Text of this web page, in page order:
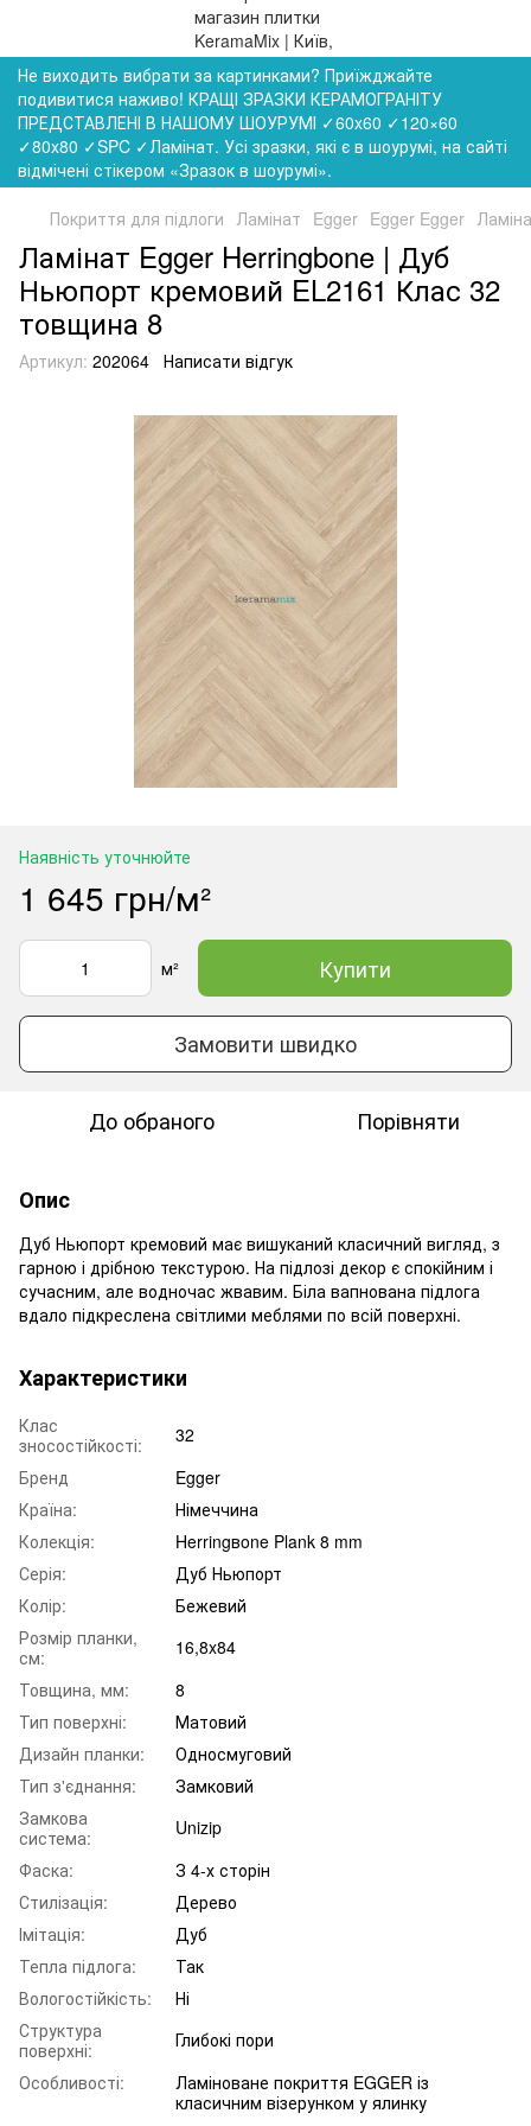
Не виходить вибрати за картинками? Приїжджайте
подивитися наживо! КРАЩІ ЗРАЗКИ КЕРАМОГРАНІТУ
ПРЕДСТАВЛЕНІ В НАШОМУ ШОУРУМІ ✓60x60 ✓120×60
✓80x80 ✓SPC ✓Ламінат. Усі зразки, які є в шоурумі, на сайті
відмічені стікером «Зразок в шоурумі».
Покриття для підлоги Ламінат Egger Egger Egger
Ламінат Egger Herringbone | Дуб
Ньюпорт кремовий EL2161 Клас 32
товщина 8
Артикул: 202064 Написати відгук
Наявність уточнюйте
1 645 грн/м²
м² Купити
Замовити швидко
До обраного Порівняти
Опис
Дуб Ньюпорт кремовий має вишуканий класичний вигляд, з
гарною і дрібною текстурою. На підлозі декор є спокійним і
сучасним, але водночас жвавим. Біла вапнована підлога
вдало підкреслена світлими меблями по всій поверхні.
Характеристики
Клас
зносостійкості:
32
Бренд
Egger
Країна:
Німеччина
Колекція:
Herringвone Plank 8 mm
Серія:
Дуб Ньюпорт
Колір:
Бежевий
Розмір планки,
см:
16,8x84
Товщина, мм:
8
Тип поверхні:
Матовий
Дизайн планки:
Односмуговий
Тип з'єднання:
Замковий
Замкова
система:
Unizip
Фаска:
З 4-х сторін
Стилізація:
Дерево
Імітація:
Дуб
Тепла підлога:
Так
Вологостійкість:
Ні
Структура
поверхні:
Глибокі пори
Особливості:
Ламіноване покриття EGGER із
класичним візерунком у ялинку